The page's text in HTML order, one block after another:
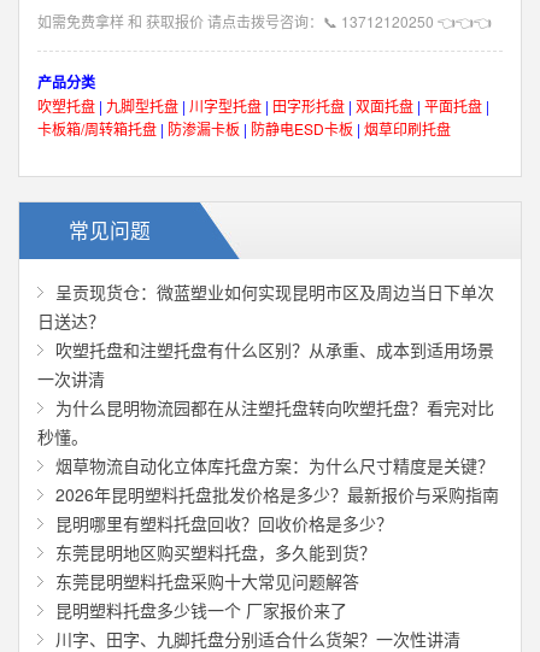
如需免费拿样 和 获取报价 请点击拨号咨询： 📞 13712120250 👈👈👈
产品分类
吹塑托盘 | 九脚型托盘 | 川字型托盘 | 田字形托盘 | 双面托盘 | 平面托盘 |
卡板箱/周转箱托盘 | 防渗漏卡板 | 防静电ESD卡板 | 烟草印刷托盘
常见问题
呈贡现货仓：微蓝塑业如何实现昆明市区及周边当日下单次
日送达？
吹塑托盘和注塑托盘有什么区别？从承重、成本到适用场景
一次讲清
为什么昆明物流园都在从注塑托盘转向吹塑托盘？看完对比
秒懂。
烟草物流自动化立体库托盘方案：为什么尺寸精度是关键？
2026年昆明塑料托盘批发价格是多少？最新报价与采购指南
昆明哪里有塑料托盘回收？回收价格是多少？
东莞昆明地区购买塑料托盘，多久能到货？
东莞昆明塑料托盘采购十大常见问题解答
昆明塑料托盘多少钱一个 厂家报价来了
川字、田字、九脚托盘分别适合什么货架？一次性讲清